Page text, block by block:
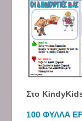
Στο
100 ΦΥΛΛΑ